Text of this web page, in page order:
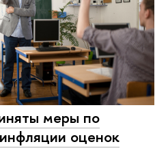
меры по
оценок